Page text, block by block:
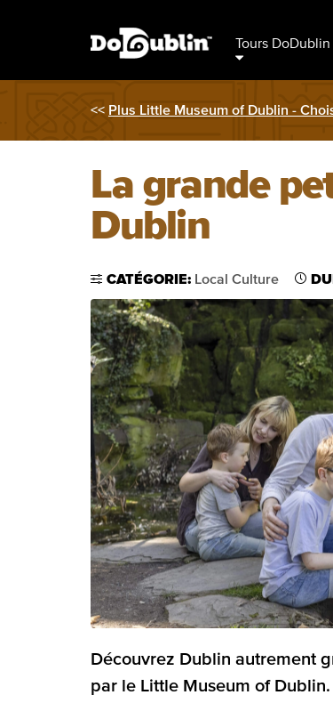
Tours DoDublin
<< Plus Little Museum of Dublin -
La grande
Dublin
CATÉGORIE: Local Culture
Découvrez Dublin autrement
par le Little Museum of